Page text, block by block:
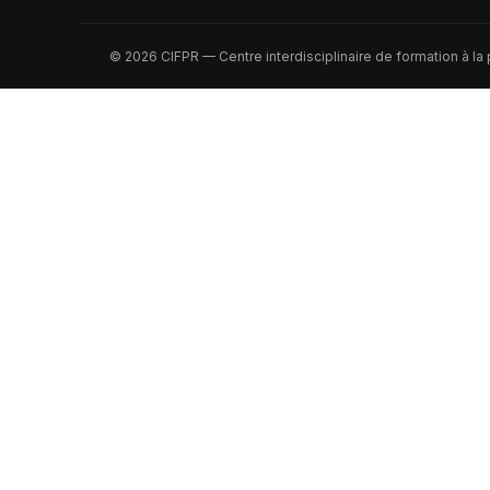
© 2026 CIFPR — Centre interdisciplinaire de formation à la